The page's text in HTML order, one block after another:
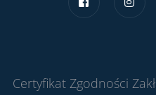
Certyfikat Zgodności